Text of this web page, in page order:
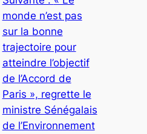
monde n’est pas
sur la bonne
trajectoire pour
atteindre l’objectif
de l’Accord de
Paris », regrette le
ministre Sénégalais
de l’Environnement